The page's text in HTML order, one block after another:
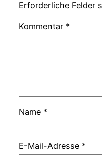
Erforderliche Felder
Kommentar *
Name *
E-Mail-Adresse *